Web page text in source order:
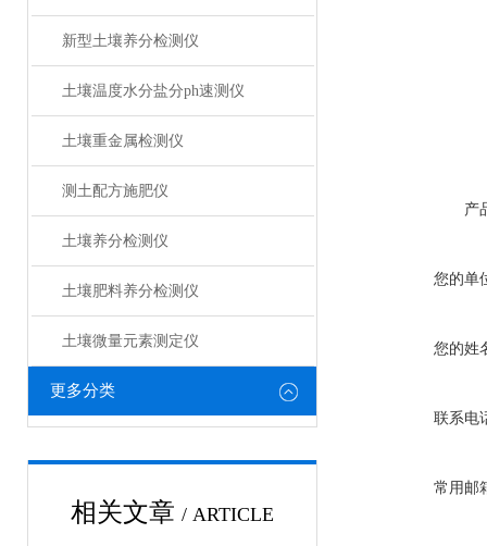
新型土壤养分检测仪
土壤温度水分盐分ph速测仪
土壤重金属检测仪
测土配方施肥仪
土壤养分检测仪
土壤肥料养分检测仪​
土壤微量元素测定仪
更多分类
相关文章 / ARTICLE
产
您的单
您的姓
联系电
常用邮